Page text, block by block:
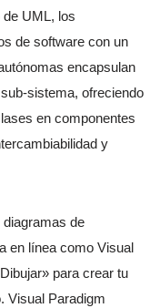
UML, los
de software con un
encapsulan
sistema, ofreciendo
en componentes
y
de
en línea como Visual
para crear tu
Visual Paradigm